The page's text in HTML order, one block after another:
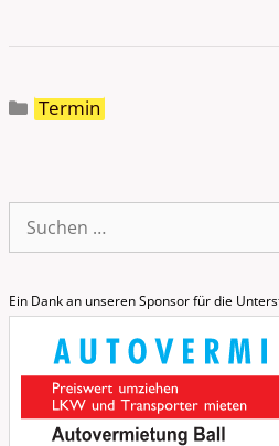
Kategorien
Termin
Suche
nach:
Ein Dank an unseren Sponsor für die